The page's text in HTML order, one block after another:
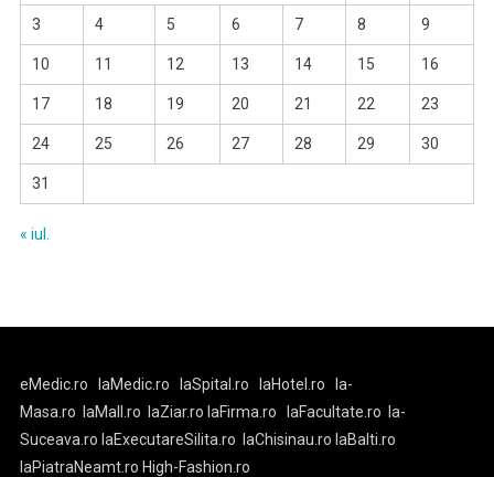
3 4 5 6 7 8 9
10 11 12 13 14 15 16
17 18 19 20 21 22 23
24 25 26 27 28 29 30
31
« iul.
eMedic.ro laMedic.ro laSpital.ro laHotel.ro
la-
Masa.ro
laMall.ro laZiar.ro laFirma.ro laFacultate.ro
la-
Suceava.ro laExecutareSilita.ro laChisinau.ro laBalti.ro
laPiatraNeamt.ro High-Fashion.ro